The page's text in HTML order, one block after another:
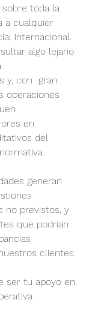
toda la
a cualquier
internacional.
algo lejano
y, con  gran
operaciones
en
del
generan
no previstos, y
que podrían
clientes.
ser tu apoyo en